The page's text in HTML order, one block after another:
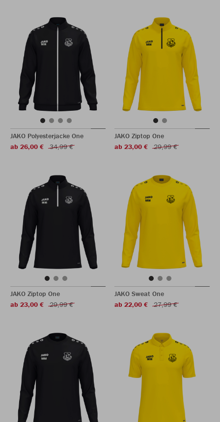
JAKO Polyesterjacke One
ab 26,00 €
34,99 €
JAKO Ziptop One
ab 23,00 €
29,99 €
JAKO Ziptop One
ab 23,00 €
29,99 €
JAKO Sweat One
ab 22,00 €
27,99 €